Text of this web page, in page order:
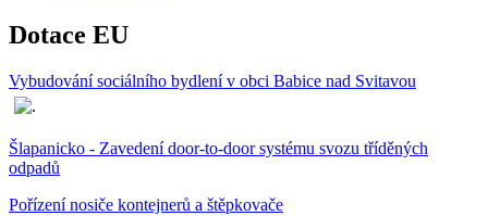
Dotace EU
Vybudování sociálního bydlení v obci Babice nad Svitavou
Šlapanicko - Zavedení door-to-door systému svozu tříděných
odpadů
Pořízení nosiče kontejnerů a štěpkovače